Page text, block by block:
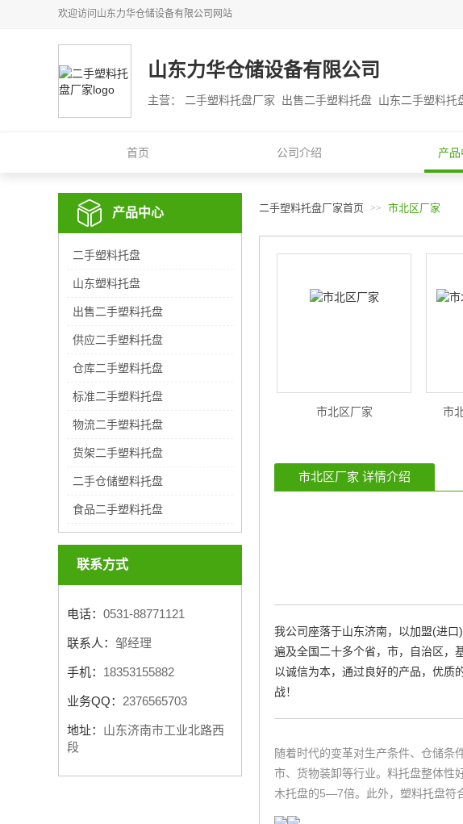
欢迎访问 山东力华仓储设备有限公司 网站
山东力华仓储设备有限公司
主营： 二手塑料托盘厂家 出售二手塑料托盘 山东二手塑料托
首页 公司介绍 产
产品中心
二手塑料托盘
山东塑料托盘
出售二手塑料托盘
供应二手塑料托盘
仓库二手塑料托盘
标准二手塑料托盘
物流二手塑料托盘
货架二手塑料托盘
二手仓储塑料托盘
食品二手塑料托盘
联系方式
电话： 0531-88771121
联系人： 邹经理
手机： 18353155882
业务QQ： 2376565703
地址： 山东济南市工业北路西
段
二手塑料托盘厂家首页 >> 市北区厂家
市北区厂家 市
市北区厂家 详情介绍
我公司座落于山东济南，以加盟(进
遍及全国二十多个省，市，自治区，
以诚信为本，通过良好的产品，优质
战！
随着时代的变革对生产条件、仓储条
市、货物装卸等行业。料托盘整体性
木托盘的5—7倍。此外，塑料托盘符